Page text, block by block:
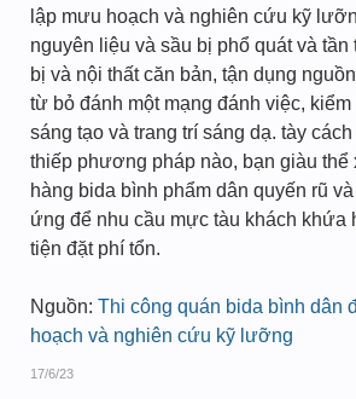
lập mưu hoạch và nghiên cứu kỹ
nguyên liệu và sầu bị phổ quát và
bị và nội thất căn bản, tận dụng
từ bỏ đánh một mạng đánh việc, kiểm
sáng tạo và trang trí sáng dạ. tày
thiếp phương pháp nào, bạn giàu thể
hàng bida bình phẩm dân quyến rũ
ứng để nhu cầu mực tàu khách khứa
tiện đặt phí tổn.
Nguồn: Thi công quán bida bình dân
hoạch và nghiên cứu kỹ lưỡng
17/6/23